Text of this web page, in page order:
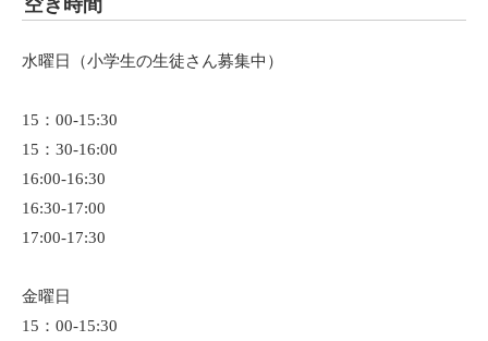
空き時間
水曜日（小学生の生徒さん募集中）
15：00-15:30
15：30-16:00
16:00-16:30
16:30-17:00
17:00-17:30
金曜日
15：00-15:30